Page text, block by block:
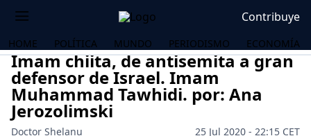
Contribuye
HOME POLÍTICA MUNDO PERIODISMO ECONOMÍA
Imam chiita, de antisemita a gran
defensor de Israel. Imam
Muhammad Tawhidi. por: Ana
Jerozolimski
Doctor Shelanu
25 Jul 2020 - 22:15 CET